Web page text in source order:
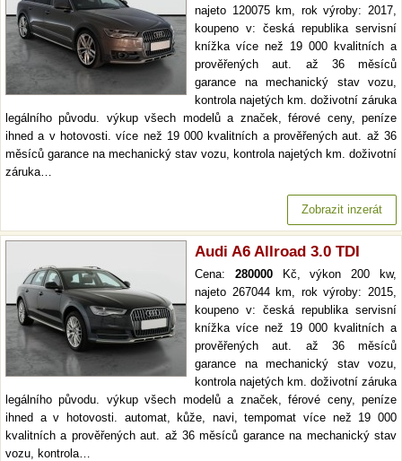
najeto 120075 km, rok výroby: 2017,
koupeno v: česká republika servisní
knížka více než 19 000 kvalitních a
prověřených aut. až 36 měsíců
garance na mechanický stav vozu,
kontrola najetých km. doživotní záruka
legálního původu. výkup všech modelů a značek, férové ceny, peníze
ihned a v hotovosti. více než 19 000 kvalitních a prověřených aut. až 36
měsíců garance na mechanický stav vozu, kontrola najetých km. doživotní
záruka…
Zobrazit inzerát
Audi A6 Allroad 3.0 TDI
Cena: 280000Kč, výkon 200 kw,
najeto 267044 km, rok výroby: 2015,
koupeno v: česká republika servisní
knížka více než 19 000 kvalitních a
prověřených aut. až 36 měsíců
garance na mechanický stav vozu,
kontrola najetých km. doživotní záruka
legálního původu. výkup všech modelů a značek, férové ceny, peníze
ihned a v hotovosti. automat, kůže, navi, tempomat více než 19 000
kvalitních a prověřených aut. až 36 měsíců garance na mechanický stav
vozu, kontrola…